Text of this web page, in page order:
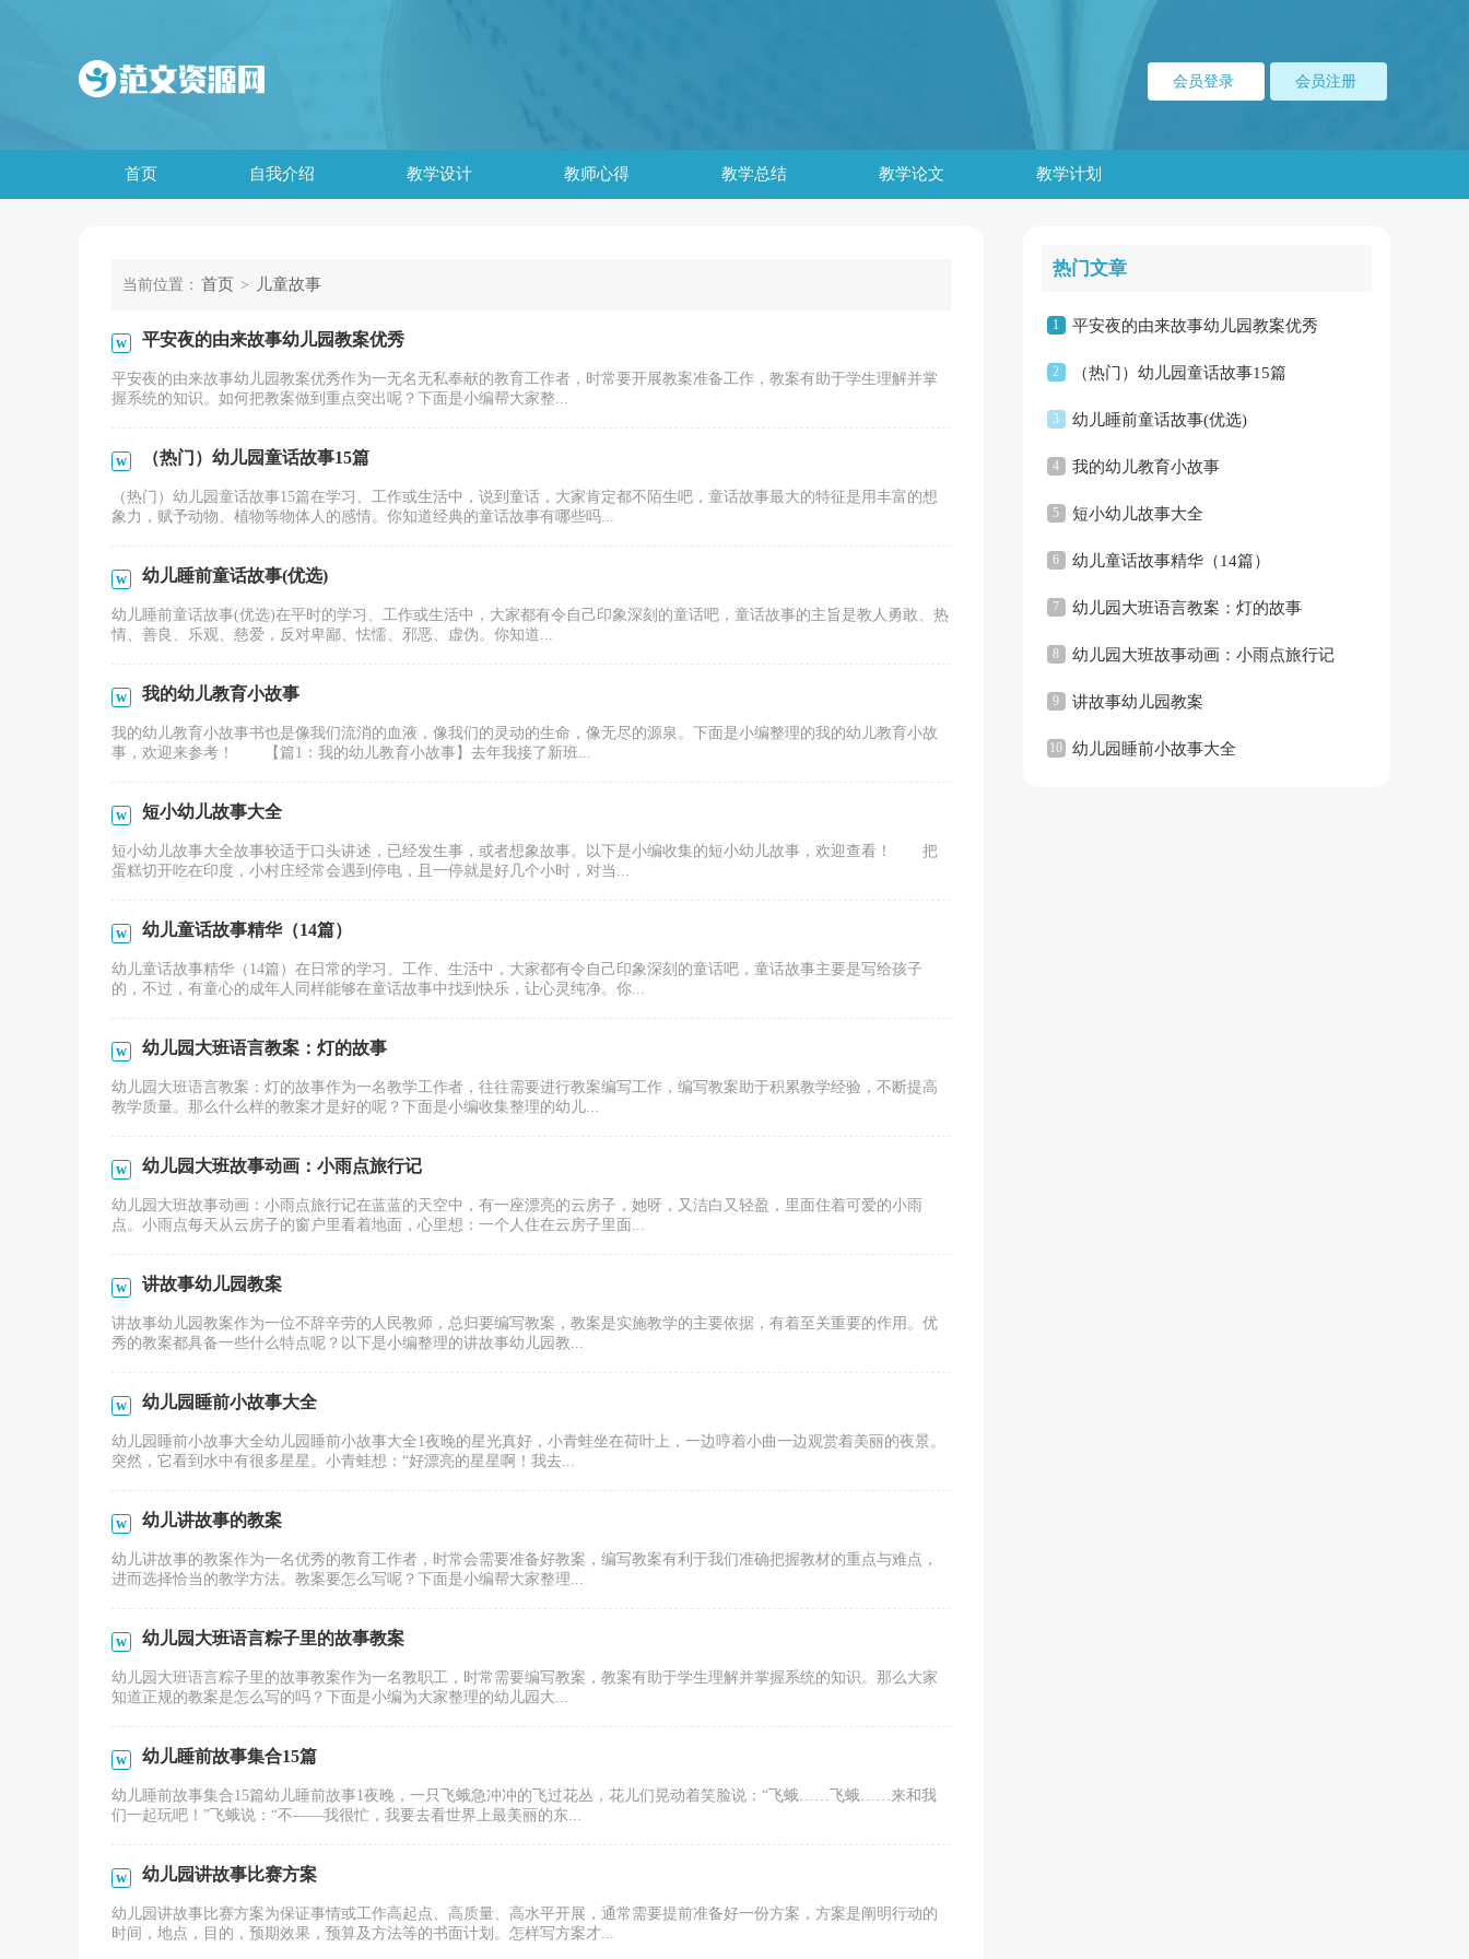
会员登录 会员注册
首页 自我介绍 教学设计 教师心得 教学总结 教学论文 教学计划
当前位置： 首页 > 儿童故事
平安夜的由来故事幼儿园教案优秀
平安夜的由来故事幼儿园教案优秀作为一无名无私奉献的教育工作者，时常要开展教案准备工作，教案有助于学生理解并掌
握系统的知识。如何把教案做到重点突出呢？下面是小编帮大家整...
（热门）幼儿园童话故事15篇
（热门）幼儿园童话故事15篇在学习、工作或生活中，说到童话，大家肯定都不陌生吧，童话故事最大的特征是用丰富的想
象力，赋予动物、植物等物体人的感情。你知道经典的童话故事有哪些吗...
幼儿睡前童话故事(优选)
幼儿睡前童话故事(优选)在平时的学习、工作或生活中，大家都有令自己印象深刻的童话吧，童话故事的主旨是教人勇敢、热
情、善良、乐观、慈爱，反对卑鄙、怯懦、邪恶、虚伪。你知道...
我的幼儿教育小故事
我的幼儿教育小故事书也是像我们流消的血液，像我们的灵动的生命，像无尽的源泉。下面是小编整理的我的幼儿教育小故
事，欢迎来参考！ 【篇1：我的幼儿教育小故事】去年我接了新班...
短小幼儿故事大全
短小幼儿故事大全故事较适于口头讲述，已经发生事，或者想象故事。以下是小编收集的短小幼儿故事，欢迎查看！ 把
蛋糕切开吃在印度，小村庄经常会遇到停电，且一停就是好几个小时，对当...
幼儿童话故事精华（14篇）
幼儿童话故事精华（14篇）在日常的学习、工作、生活中，大家都有令自己印象深刻的童话吧，童话故事主要是写给孩子
的，不过，有童心的成年人同样能够在童话故事中找到快乐，让心灵纯净。你...
幼儿园大班语言教案：灯的故事
幼儿园大班语言教案：灯的故事作为一名教学工作者，往往需要进行教案编写工作，编写教案助于积累教学经验，不断提高
教学质量。那么什么样的教案才是好的呢？下面是小编收集整理的幼儿...
幼儿园大班故事动画：小雨点旅行记
幼儿园大班故事动画：小雨点旅行记在蓝蓝的天空中，有一座漂亮的云房子，她呀，又洁白又轻盈，里面住着可爱的小雨
点。小雨点每天从云房子的窗户里看着地面，心里想：一个人住在云房子里面...
讲故事幼儿园教案
讲故事幼儿园教案作为一位不辞辛劳的人民教师，总归要编写教案，教案是实施教学的主要依据，有着至关重要的作用。优
秀的教案都具备一些什么特点呢？以下是小编整理的讲故事幼儿园教...
幼儿园睡前小故事大全
幼儿园睡前小故事大全幼儿园睡前小故事大全1夜晚的星光真好，小青蛙坐在荷叶上，一边哼着小曲一边观赏着美丽的夜景。
突然，它看到水中有很多星星。小青蛙想：“好漂亮的星星啊！我去...
幼儿讲故事的教案
幼儿讲故事的教案作为一名优秀的教育工作者，时常会需要准备好教案，编写教案有利于我们准确把握教材的重点与难点，
进而选择恰当的教学方法。教案要怎么写呢？下面是小编帮大家整理...
幼儿园大班语言粽子里的故事教案
幼儿园大班语言粽子里的故事教案作为一名教职工，时常需要编写教案，教案有助于学生理解并掌握系统的知识。那么大家
知道正规的教案是怎么写的吗？下面是小编为大家整理的幼儿园大...
幼儿睡前故事集合15篇
幼儿睡前故事集合15篇幼儿睡前故事1夜晚，一只飞蛾急冲冲的飞过花丛，花儿们晃动着笑脸说：“飞蛾……飞蛾……来和我
们一起玩吧！”飞蛾说：“不——我很忙，我要去看世界上最美丽的东...
幼儿园讲故事比赛方案
幼儿园讲故事比赛方案为保证事情或工作高起点、高质量、高水平开展，通常需要提前准备好一份方案，方案是阐明行动的
时间，地点，目的，预期效果，预算及方法等的书面计划。怎样写方案才...
热门文章
1 平安夜的由来故事幼儿园教案优秀
2 （热门）幼儿园童话故事15篇
3 幼儿睡前童话故事(优选)
4 我的幼儿教育小故事
5 短小幼儿故事大全
6 幼儿童话故事精华（14篇）
7 幼儿园大班语言教案：灯的故事
8 幼儿园大班故事动画：小雨点旅行记
9 讲故事幼儿园教案
10 幼儿园睡前小故事大全